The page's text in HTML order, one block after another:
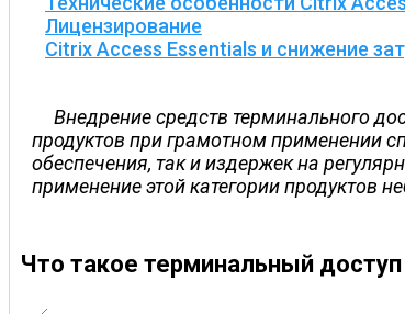
Лицензирование
Citrix Access Essentials и снижение
Внедрение средств терминального
продуктов при грамотном применении
обеспечения, так и издержек на
применение этой категории продуктов
Что такое терминальный доступ